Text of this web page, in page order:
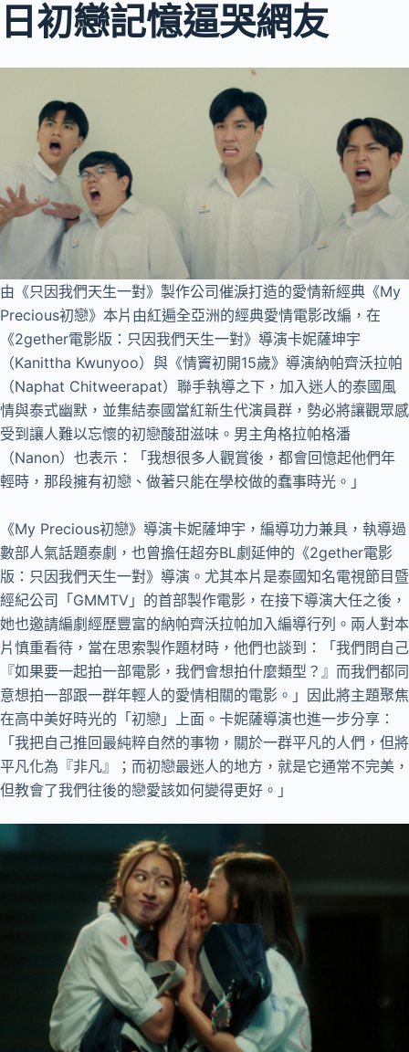
日初戀記憶逼哭網友
由《只因我們天生一對》製作公司催淚打造的愛情新經典《My
Precious初戀》本片由紅遍全亞洲的經典愛情電影改編，在
《2gether電影版：只因我們天生一對》導演卡妮薩坤宇
（Kanittha Kwunyoo）與《情竇初開15歲》導演納帕齊沃拉帕
（Naphat Chitweerapat）聯手執導之下，加入迷人的泰國風
情與泰式幽默，並集結泰國當紅新生代演員群，勢必將讓觀眾感
受到讓人難以忘懷的初戀酸甜滋味。男主角格拉帕格潘
（Nanon）也表示：「我想很多人觀賞後，都會回憶起他們年
輕時，那段擁有初戀、做著只能在學校做的蠢事時光。」
《My Precious初戀》導演卡妮薩坤宇，編導功力兼具，執導過
數部人氣話題泰劇，也曾擔任超夯BL劇延伸的《2gether電影
版：只因我們天生一對》導演。尤其本片是泰國知名電視節目暨
經紀公司「GMMTV」的首部製作電影，在接下導演大任之後，
她也邀請編劇經歷豐富的納帕齊沃拉帕加入編導行列。兩人對本
片慎重看待，當在思索製作題材時，他們也談到：「我們問自己
『如果要一起拍一部電影，我們會想拍什麼類型？』而我們都同
意想拍一部跟一群年輕人的愛情相關的電影。」因此將主題聚焦
在高中美好時光的「初戀」上面。卡妮薩導演也進一步分享：
「我把自己推回最純粹自然的事物，關於一群平凡的人們，但將
平凡化為『非凡』；而初戀最迷人的地方，就是它通常不完美，
但教會了我們往後的戀愛該如何變得更好。」